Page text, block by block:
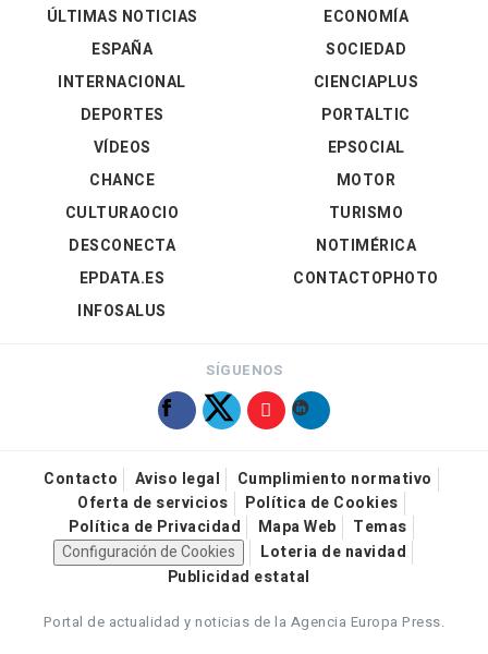
ÚLTIMAS NOTICIAS
ESPAÑA
INTERNACIONAL
DEPORTES
VÍDEOS
ECONOMÍA
SOCIEDAD
CIENCIAPLUS
PORTALTIC
EPSOCIAL
CHANCE
CULTURAOCIO
DESCONECTA
EPDATA.ES
INFOSALUS
MOTOR
TURISMO
NOTIMÉRICA
CONTACTOPHOTO
SÍGUENOS
Contacto Aviso legal
Cumplimiento normativo
Oferta de servicios
Política de Cookies
Política de Privacidad
Mapa Web
Temas
Configuración de Cookies
Loteria de navidad
Publicidad estatal
Portal de actualidad y noticias de la Agencia Europa Press.